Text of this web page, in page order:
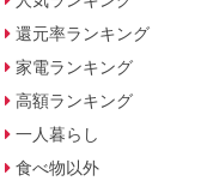
還元率ランキング
家電ランキング
高額ランキング
一人暮らし
食べ物以外